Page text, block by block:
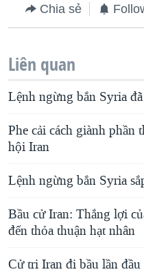
Chia sẻ
Liên quan
Lệnh ngừng bắn Syria
Phe cải cách giành phần
hội Iran
Lệnh ngừng bắn Syria
Bầu cử Iran: Thắng lợi
đến thỏa thuận hạt nhân
Cử tri Iran đi bầu lần đầu